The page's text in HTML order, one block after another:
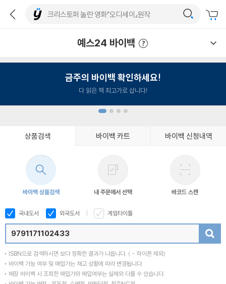
예스24 바이백
금주의 바이백 확인하세요!
다 읽은 책 최고가로 삽니다!
상품검색 바이백 카트 바이백 신청내역
바이백 상품검색 내 주문에서 선택 바코드 스캔
국내도서 외국도서 게임타이틀
ISBN으로 검색하시면 보다 정확한 결과가 나옵니다. ( - 하이픈 제외)
바이백 가능 여부 및 매입가는 재고 상황에 따라 변경됩니다.
매장 바이백 시 조회한 매입가와 매입여부는 실제와 다를 수 있습니다.